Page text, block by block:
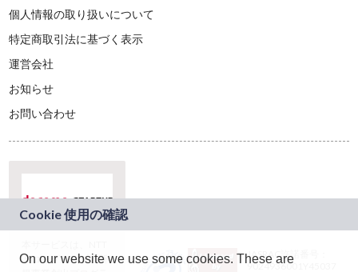
個人情報の取り扱いについて
特定商取引法に基づく表示
運営会社
お知らせ
お問い合わせ
ドコモグループの新
JASRAC許諾番号：
9024936001Y45037
On our website we use some cookies. These are